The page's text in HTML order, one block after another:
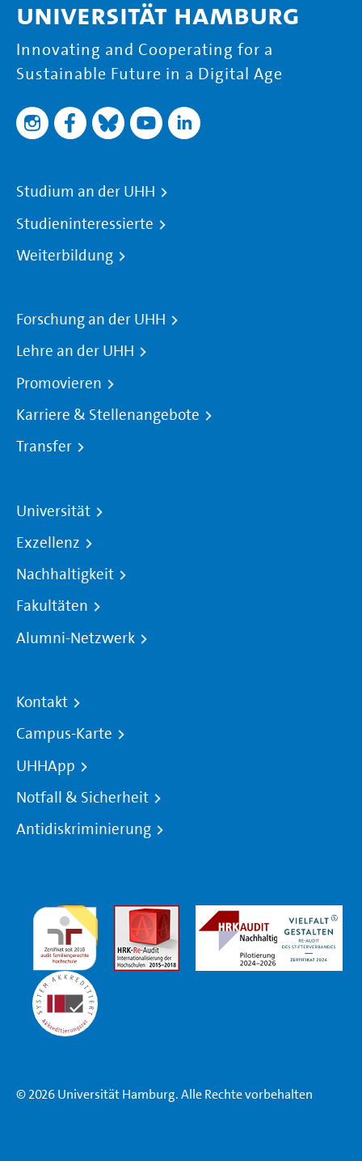
Universität Hamburg
Innovating and Cooperating for a
Sustainable Future in a Digital Age
Studium an der UHH
Studieninteressierte
Weiterbildung
Forschung an der UHH
Lehre an der UHH
Promovieren
Karriere & Stellenangebote
Transfer
Universität
Exzellenz
Nachhaltigkeit
Fakultäten
Alumni-Netzwerk
Kontakt
Campus-Karte
UHHApp
Notfall & Sicherheit
Antidiskriminierung
© 2026 Universität Hamburg. Alle Rechte vorbehalten